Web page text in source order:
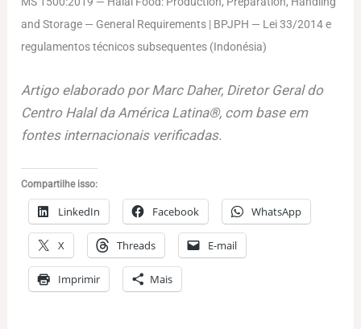
and Storage — General Requirements | BPJPH — Lei 33/2014 e
regulamentos técnicos subsequentes (Indonésia)
Artigo elaborado por Marc Daher, Diretor Geral do
Centro Halal da América Latina®, com base em
fontes internacionais verificadas.
Compartilhe isso:
LinkedIn Facebook WhatsApp
X Threads E-mail
Imprimir Mais